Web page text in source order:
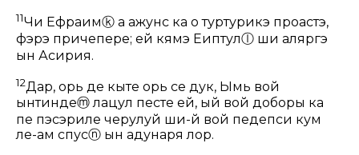
11Чи Ефраимⓚ а ажунс ка о туртурикэ проастэ,
фэрэ причепере; ей кямэ Еӂиптулⓛ ши аляргэ
ын Асирия.
12Дар, орь де кыте орь се дук, Ымь вой
ынтиндеⓜ лацул песте ей, ый вой доборы ка
пе пэсэриле черулуй ши-й вой педепси кум
ле-ам спусⓝ ын адунаря лор.